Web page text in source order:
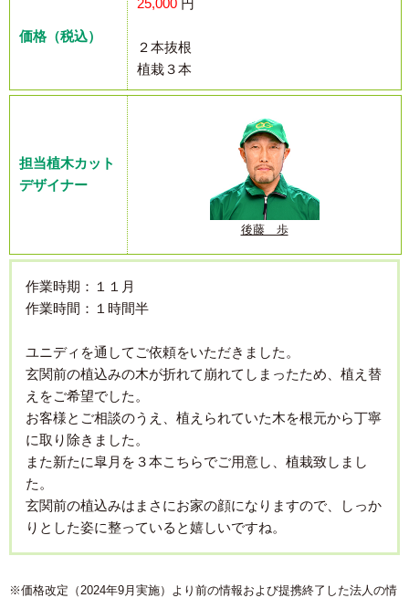
価格（税込）
２本抜根
植栽３本
担当植木カット
デザイナー
後藤 歩
作業時期：１１月
作業時間：１時間半
ユニディを通してご依頼をいただきました。
玄関前の植込みの木が折れて崩れてしまったため、植え替
えをご希望でした。
お客様とご相談のうえ、植えられていた木を根元から丁寧
に取り除きました。
また新たに皐月を３本こちらでご用意し、植栽致しまし
た。
玄関前の植込みはまさにお家の顔になりますので、しっか
りとした姿に整っていると嬉しいですね。
※価格改定（2024年9月実施）より前の情報および提携終了した法人の情